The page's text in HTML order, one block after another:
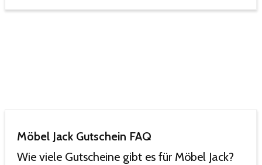
Möbel Jack Gutschein FAQ
Wie viele Gutscheine gibt es für Möbel Jack?